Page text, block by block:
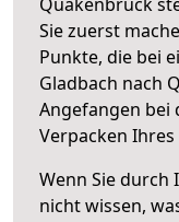
Sie zuerst
Punkte, die bei
Gladbach nach
Angefangen bei
Verpacken
Wenn Sie durch
nicht wissen,